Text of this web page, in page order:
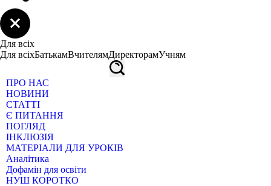
Для всіх
Для всіхБатькамВчителямДиректорамУчням
ПРО НАС
НОВИНИ
СТАТТІ
Є ПИТАННЯ
ПОГЛЯД
ІНКЛЮЗІЯ
МАТЕРІАЛИ ДЛЯ УРОКІВ
Аналітика
Дофамін для освіти
НУШ КОРОТКО